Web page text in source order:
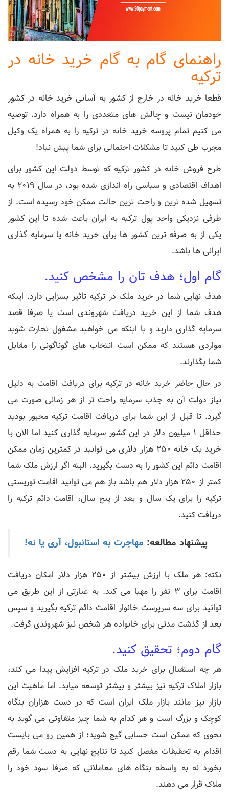
راهنمای گام به گام خرید خانه در
ترکیه
قطعا خرید خانه در خارج از کشور به آسانی خرید خانه در کشور
خودمان نیست و چالش های متعددی را به همراه دارد. توصیه
می کنیم تمام پروسه خرید خانه در ترکیه را به همراه یک وکیل
مجرب طی کنید تا مشکلات احتمالی برای شما پیش نیاد!
طرح فروش خانه در کشور ترکیه که توسط دولت این کشور برای
اهداف اقتصادی و سیاسی راه اندازی شده بود، در سال 2019 به
تسهیل شده ترین و راحت ترین حالت ممکن خود رسیده است. از
طرفی نزدیکی واحد پول ترکیه به ایران باعث شده تا این کشور
یکی از به صرفه ترین کشور ها برای خرید خانه یا سرمایه گذاری
ایرانی ها باشد.
گام اول؛ هدف تان را مشخص کنید.
هدف نهایی شما در خرید ملک در ترکیه تاثیر بسزایی دارد. اینکه
هدف شما از این خرید دریافت شهروندی است یا صرفا قصد
سرمایه گذاری دارید و یا اینکه می خواهید مشغول تجارت شوید
مواردی هستند که ممکن است انتخاب های گوناگونی را مقابل
شما بگذارند.
در حال حاضر خرید خانه در ترکیه برای دریافت اقامت به دلیل
نیاز دولت آن به جذب سرمایه راحت تر از هر زمانی صورت می
گیرد. تا قبل از این شما برای دریافت اقامت ترکیه مجبور بودید
حداقل 1 میلیون دلار در این کشور سرمایه گذاری کنید اما الان با
خرید یک خانه 250 هزار دلاری می توانید در کمترین زمان ممکن
اقامت دائم این کشور را به دست بگیرید. البته اگر ارزش ملک شما
کمتر از 250 هزار دلار هم باشد باز هم می توانید اقامت توریستی
ترکیه را برای یک سال و بعد از پنج سال، اقامت دائم ترکیه را
دریافت کنید.
پیشنهاد مطالعه: مهاجرت به استانبول، آری یا نه!
نکته: هر ملک با ارزش بیشتر از 250 هزار دلار امکان دریافت
اقامت برای 3 نفر را مهیا می کند. به عبارتی از این طریق می
توانید برای سه سرپرست خانوار اقامت دائم ترکیه بگیرید و سپس
بعد از گذشت مدتی برای خانواده هر شخص نیز شهروندی گرفت.
گام دوم؛ تحقیق کنید.
هر چه استقبال برای خرید ملک در ترکیه افزایش پیدا می کند،
بازار املاک ترکیه نیز بیشتر و بیشتر توسعه میابد. اما ماهیت این
بازار نیز مانند بازار ملک ایران است که در دست هزاران بنگاه
کوچک و بزرگ است و هر کدام به شما چیز متفاوتی می گوید به
نحوی که ممکن است حسابی گیج شوید؛ از همین رو می بایست
اقدام به تحقیقات مفصل کنید تا نتایج نهایی به دست شما رقم
بخورد نه به واسطه بنگاه های معاملاتی که صرفا سود خود را
ملاک قرار می دهند.